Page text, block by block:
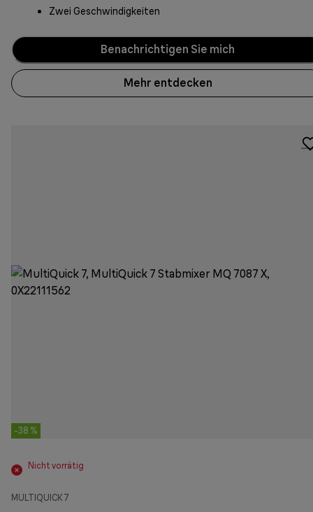
Zwei Geschwindigkeiten
Benachrichtigen Sie mich
Mehr entdecken
-38 %
Nicht vorrätig
MULTIQUICK 7